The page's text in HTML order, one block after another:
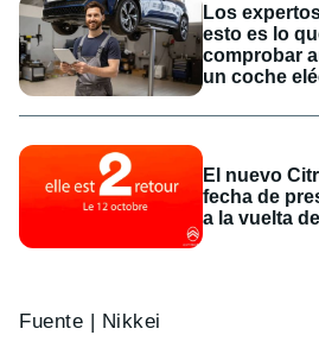
Los
esto es lo
comprobar
un coche
El nuevo
fecha de
a la vuelta
Fuente | Nikkei